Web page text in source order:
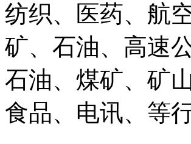
纺织、医药、航
矿、石油、高速
石油、煤矿、矿
食品、电讯、等